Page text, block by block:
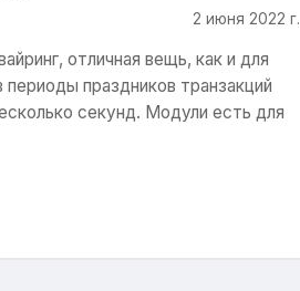
2 июня 2022 г.
отличная вещь, как и для
праздников транзакций
секунд. Модули есть для